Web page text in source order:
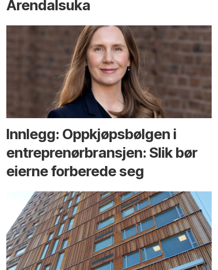
Arendals­uka
Innlegg: Oppkjøps­bølgen i
entreprenør­bransjen: Slik bør
eierne forberede seg